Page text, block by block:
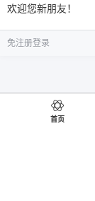
欢迎您新朋友！
免注册登录
首页